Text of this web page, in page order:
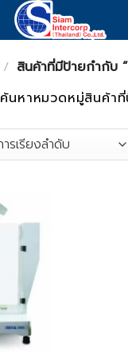
/ สินค้าที่มีป้ายกำกับ
ค้นหาหมวดหมู่สินค้า